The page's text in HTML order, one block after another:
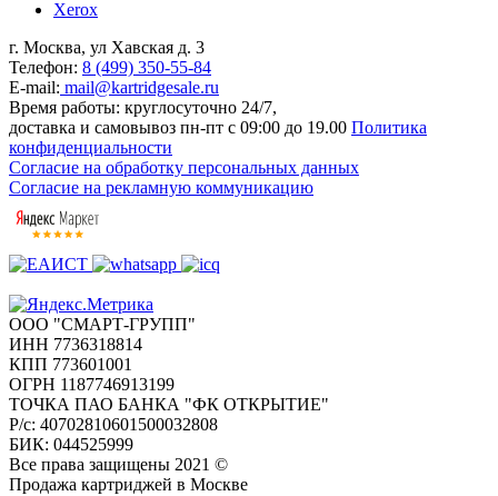
Xerox
г. Москва, ул Хавская д. 3
Телефон: 8 (499) 350-55-84
E-mail: mail@kartridgesale.ru
Время работы: круглосуточно 24/7,
доставка и самовывоз пн-пт с 09:00 до 19.00 Политика
конфиденциальности
Согласие на обработку персональных данных
Согласие на рекламную коммуникацию
ООО "СМАРТ-ГРУПП"
ИНН 7736318814
КПП 773601001
ОГРН 1187746913199
ТОЧКА ПАО БАНКА "ФК ОТКРЫТИЕ"
Р/с: 40702810601500032808
БИК: 044525999
Все права защищены 2021 ©
Продажа картриджей в Москве